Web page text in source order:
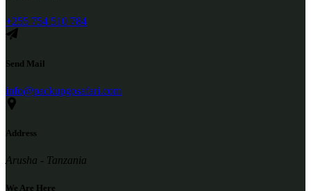
+255 754 510 784
Send Mail
info@packupgosafari.com
Address
Arusha - Tanzania
We Are Here